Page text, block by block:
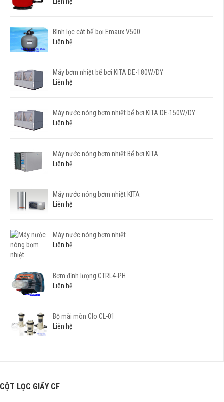
Bình lọc cát bể bơi Emaux V500
Liên hệ
Máy bơm nhiệt bể bơi KITA DE-180W/DY
Liên hệ
Máy nước nóng bơm nhiệt bể bơi KITA DE-150W/DY
Liên hệ
Máy nước nóng bơm nhiệt Bể bơi KITA
Liên hệ
Máy nước nóng bơm nhiệt KITA
Liên hệ
Máy nước nóng bơm nhiệt
Liên hệ
Bơm định lượng CTRL4-PH
Liên hệ
Bộ mài mòn Clo CL-01
Liên hệ
CỘT LỌC GIẤY CF